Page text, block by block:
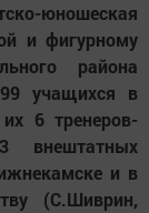
юношеская
и фигурному
района
учащихся в
6 тренеров-
внештатных
и в
(С.Шиврин,